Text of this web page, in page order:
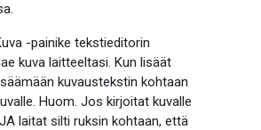
-painike tekstieditorin
kuva laitteeltasi. Kun lisäät
kuvaustekstin kohtaan
Huom. Jos kirjoitat kuvalle
laitat silti ruksin kohtaan, että